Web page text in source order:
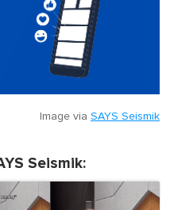
Image via SAYS Seismik
Seismik: